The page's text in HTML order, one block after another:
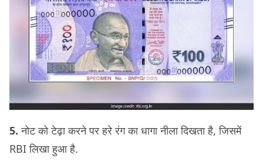
5. नोट को टेढ़ा करने पर हरे रंग का धागा नीला दिखता है, जिसमें
RBI लिखा हुआ है.